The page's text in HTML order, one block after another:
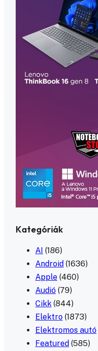
Kategóriák
AI (186)
Android (1636)
Apple (460)
Audió (79)
Cikk (844)
Elektro (1873)
Elektromos autó
Featured (585)